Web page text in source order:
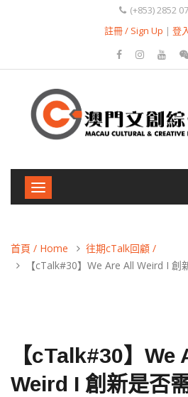
(+853) 2852
註冊 / Sign Up | 登
Toggle
navigation
首頁 / Home
往期cTalk回顧 /
【cTalk#30】We Are All Weird I 創
【cTalk#30】We
Weird I 創新是否